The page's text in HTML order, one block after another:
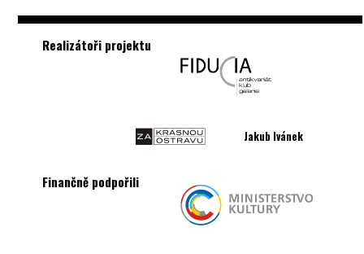
Realizátoři projektu
Jakub Ivánek
Finančně podpořili